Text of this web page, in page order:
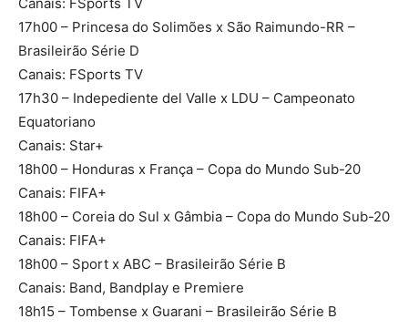
17h00 – Princesa do Solimões x São Raimundo-RR –
Brasileirão Série D
Canais: FSports TV
17h30 – Indepediente del Valle x LDU – Campeonato
Equatoriano
Canais: Star+
18h00 – Honduras x França – Copa do Mundo Sub-20
Canais: FIFA+
18h00 – Coreia do Sul x Gâmbia – Copa do Mundo Sub-20
Canais: FIFA+
18h00 – Sport x ABC – Brasileirão Série B
Canais: Band, Bandplay e Premiere
18h15 – Tombense x Guarani – Brasileirão Série B